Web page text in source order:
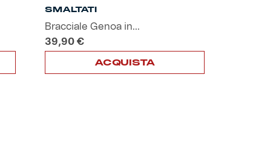
SMALTATI
Bracciale Genoa in...
39,90 €
ACQUISTA